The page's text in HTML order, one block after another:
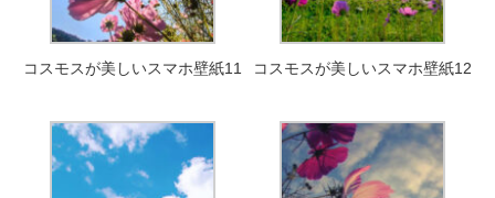
コスモスが美しいスマホ壁紙11 コスモスが美しいスマホ壁紙12